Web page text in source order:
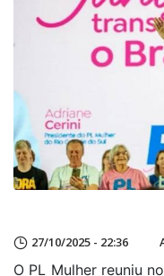
27/10/2025 - 22:36
O PL Mulher reuniu